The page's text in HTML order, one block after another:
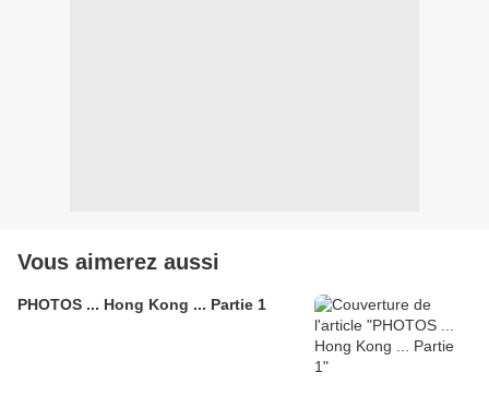
Vous aimerez aussi
PHOTOS ... Hong Kong ... Partie 1